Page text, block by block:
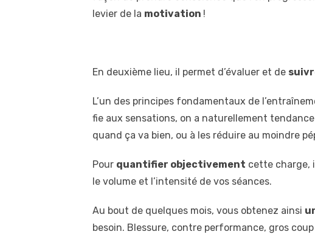
levier de la motivation !
En deuxième lieu, il permet d’évaluer et de
L’un des principes fondamentaux de
fie aux sensations, on a naturellement
quand ça va bien, ou à les réduire au moindre
Pour quantifier objectivement cette charge,
le volume et l’intensité de vos séances.
Au bout de quelques mois, vous obtenez ainsi
besoin. Blessure, contre performance, gros